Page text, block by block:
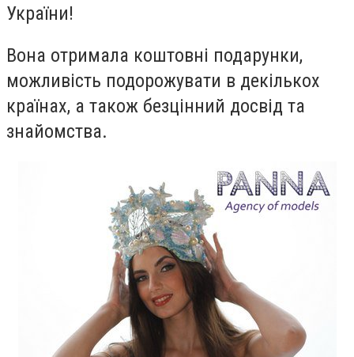
України!
Вона отримала коштовні подарунки,
можливість подорожувати в декількох
країнах, а також безцінний досвід та
знайомства.